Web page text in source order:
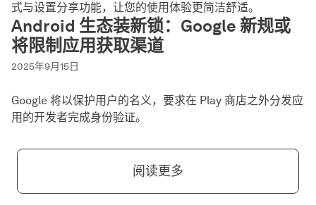
式与设置分享功能，让您的使用体验更简洁舒适。
Android 生态装新锁：Google 新规或
将限制应用获取渠道
2025年9月15日
Google 将以保护用户的名义，要求在 Play 商店之外分发应
用的开发者完成身份验证。
阅读更多